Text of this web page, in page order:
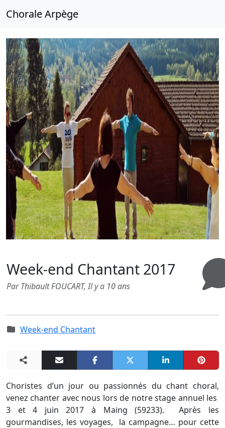
Chorale Arpège
Week-end Chantant 2017
Par Thibault FOUCART,Il y a 10 ans
0
Week-end Chantant
Choristes d’un jour ou passionnés du chant choral,
venez chanter avec nous lors de notre stage annuel les
3 et 4 juin 2017 à Maing (59233). Après les
gourmandises, les voyages, la campagne… pour cette